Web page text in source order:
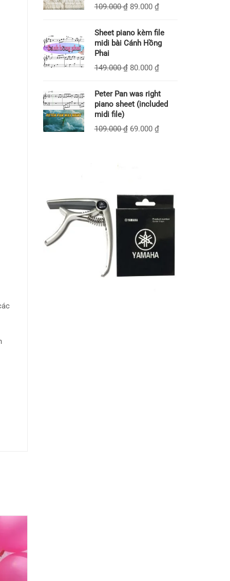
109.000₫ 89.000 ₫
Sheet piano kèm file
midi bài Cánh Hồng
Phai
149.000₫ 80.000 ₫
Peter Pan was right
piano sheet (included
midi file)
109.000₫ 69.000 ₫